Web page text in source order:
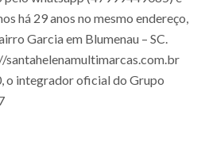
há 29 anos no mesmo endereço,
Garcia em Blumenau – SC.
santahelenamultimarcas.com.br
o integrador oficial do Grupo